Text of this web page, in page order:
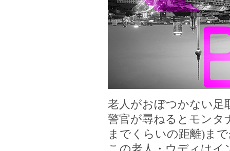
老人がおぼつかない足
警官が尋ねるとモン
までくらいの距離)ま